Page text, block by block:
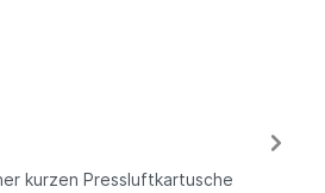
kurzen Pressluftkartusche